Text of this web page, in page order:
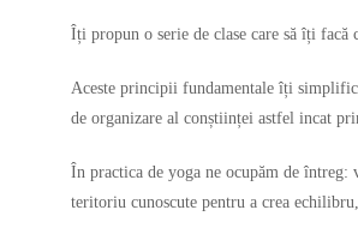
Îți propun o serie de clase care să îți
Aceste principii fundamentale îți
de organizare al conștiinței astfel incat
În practica de yoga ne ocupăm de
teritoriu cunoscute pentru a crea